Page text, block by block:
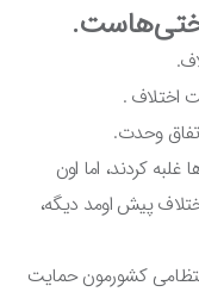
.
وحدت.
کردند، اما اون
پیش اومد دیگه،
کشورمون حمایت